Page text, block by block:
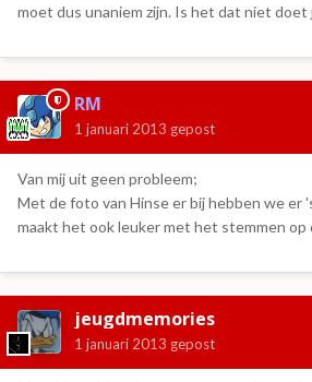
moet dus unaniem zijn. Is het dat niet
RM
1 januari 2013 gepost
Van mij uit geen probleem;
Met de foto van Hinse er bij hebben we er
maakt het ook leuker met het stemmen
jeugdmemories
1 januari 2013 gepost